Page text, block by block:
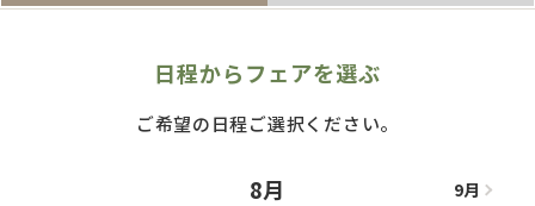
日程からフェアを選ぶ
ご希望の日程ご選択ください。
8月 9月